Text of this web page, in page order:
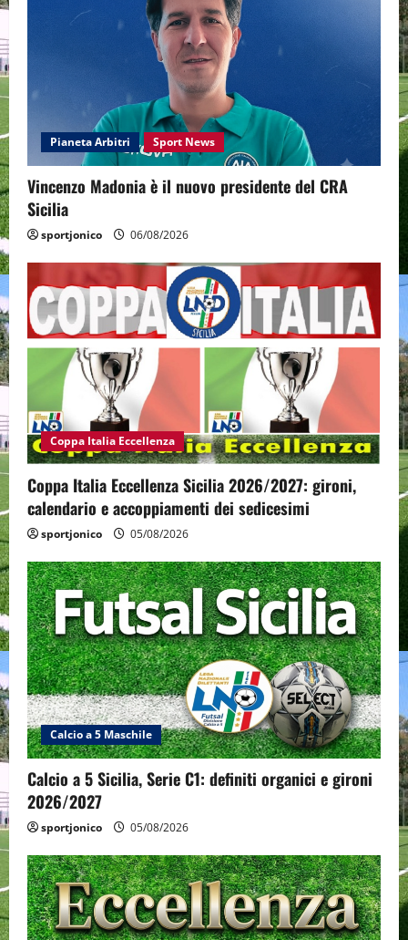
Pianeta Arbitri Sport News
Vincenzo Madonia è il nuovo presidente del CRA
Sicilia
sportjonico 06/08/2026
Coppa Italia Eccellenza
Coppa Italia Eccellenza Sicilia 2026/2027: gironi,
calendario e accoppiamenti dei sedicesimi
sportjonico 05/08/2026
Calcio a 5 Maschile
Calcio a 5 Sicilia, Serie C1: definiti organici e gironi
2026/2027
sportjonico 05/08/2026